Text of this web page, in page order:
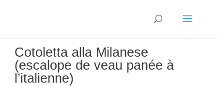
Cotoletta alla Milanese
(escalope de veau panée à
l’italienne)